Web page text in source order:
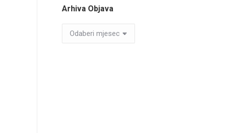
Arhiva Objava
Arhiva
Objava